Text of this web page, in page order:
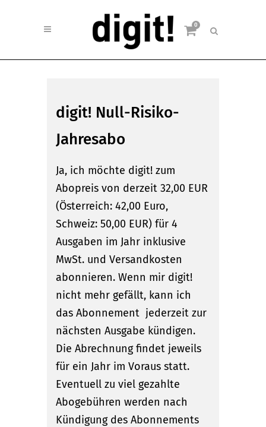
0
digit! Null-Risiko-
Jahresabo
Ja, ich möchte digit! zum
Abopreis von derzeit 32,00 EUR
(Österreich: 42,00 Euro,
Schweiz: 50,00 EUR) für 4
Ausgaben im Jahr inklusive
MwSt. und Versandkosten
abonnieren. Wenn mir digit!
nicht mehr gefällt, kann ich
das Abonnement jederzeit zur
nächsten Ausgabe kündigen.
Die Abrechnung findet jeweils
für ein Jahr im Voraus statt.
Eventuell zu viel gezahlte
Abogebühren werden nach
Kündigung des Abonnements